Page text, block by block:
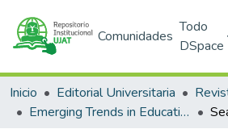
Comunidades
Todo
DSpace
Inicio Editorial Universitaria
Emerging Trends in Education